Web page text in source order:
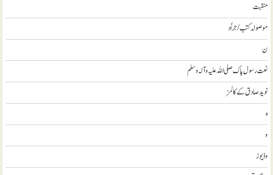
منقبت
موصولہ کتب / جراٗد
ن
نعت رسول پاک صلی اللہ علیہ و آلہ وسلم
نويد صادق کے کالمز
ہ
و
وڈيوز